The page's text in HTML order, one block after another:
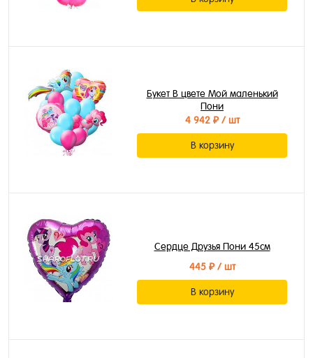
Букет В цвете Мой маленький
Пони
4 942 ₽/ шт
В корзину
Сердце Друзья Пони 45см
445 ₽/ шт
В корзину